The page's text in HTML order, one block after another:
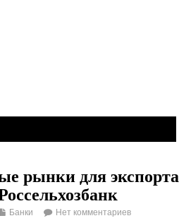
рынки для экспорта
Банки Нет комментариев